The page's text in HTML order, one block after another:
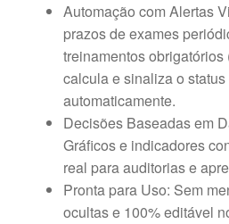
Automação com Alertas
prazos de exames
treinamentos
calcula e sinaliza o
automaticamente.
Decisões Baseadas em
Gráficos e indicadores
real para auditorias e
Pronta para Uso: Sem
ocultas e 100% editável